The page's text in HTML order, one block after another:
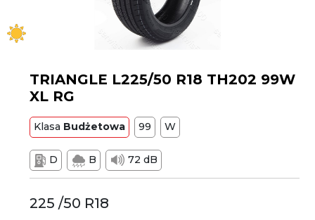
TRIANGLE L225/50 R18 TH202 99W
XL RG
Klasa Budżetowa 99 W
D B 72 dB
225 /50 R18